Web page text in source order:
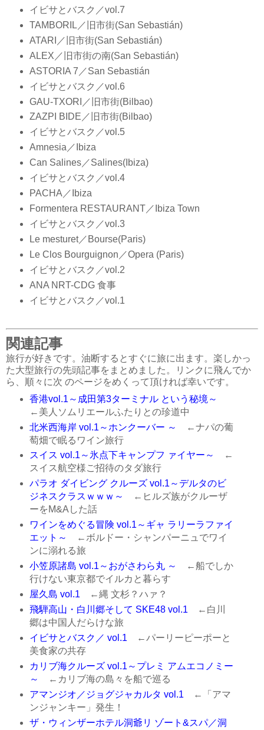
イビサとバスク／vol.7
TAMBORIL／旧市街(San Sebastián)
ATARI／旧市街(San Sebastián)
ALEX／旧市街の南(San Sebastián)
ASTORIA 7／San Sebastián
イビサとバスク／vol.6
GAU-TXORI／旧市街(Bilbao)
ZAZPI BIDE／旧市街(Bilbao)
イビサとバスク／vol.5
Amnesia／Ibiza
Can Salines／Salines(Ibiza)
イビサとバスク／vol.4
PACHA／Ibiza
Formentera RESTAURANT／Ibiza Town
イビサとバスク／vol.3
Le mesturet／Bourse(Paris)
Le Clos Bourguignon／Opera (Paris)
イビサとバスク／vol.2
ANA NRT-CDG 食事
イビサとバスク／vol.1
関連記事
旅行が好きです。油断するとすぐに旅に出ます。楽しかっ
た大型旅行の先頭記事をまとめました。リンクに飛んでか
ら、順々に次 のページをめくって頂ければ幸いです。
香港vol.1～成田第3ターミナル という秘境～
←美人ソムリエールふたりとの珍道中
北米西海岸 vol.1～ホンクーバー ～
←ナパの葡
萄畑で眠るワイン旅行
スイス vol.1～氷点下キャンプフ ァイヤー～
←
スイス航空様ご招待のタダ旅行
パラオ ダイビング クルーズ vol.1～デルタのビ
ジネスクラスｗｗｗ～
←ヒルズ族がクルーザ
ーをM&Aした話
ワインをめぐる冒険 vol.1～ギャ ラリーラファイ
エット～
←ボルドー・シャンパーニュでワイ
ンに溺れる旅
小笠原諸島 vol.1～おがさわら丸 ～
←船でしか
行けない東京都でイルカと暮らす
屋久島 vol.1 ←縄 文杉？ハァ？
飛騨高山・白川郷そして SKE48 vol.1 ←白川
郷は中国人だらけな旅
イビサとバスク／ vol.1 ←パーリーピーポーと
美食家の共存
カリブ海クルーズ vol.1～プレミ アムエコノミー
～
←カリブ海の島々を船で巡る
アマンジオ／ジョグジャカルタ vol.1 ←「アマ
ンジャンキー」発生！
ザ・ウィンザーホテル洞爺リ ゾート&スパ／洞